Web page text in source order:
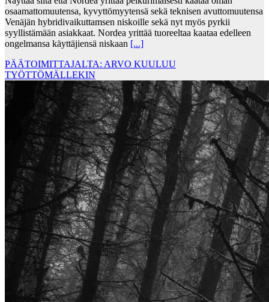
osaamattomuutensa, kyvyttömyytensä sekä teknisen avuttomuutensa
Venäjän hybridivaikuttamsen niskoille sekä nyt myös pyrkii
syyllistämään asiakkaat. Nordea yrittää tuoreeltaa kaataa edelleen
ongelmansa käyttäjiensä niskaan [...]
PÄÄTOIMITTAJALTA: ARVO KUULUU
TYÖTTÖMÄLLEKIN